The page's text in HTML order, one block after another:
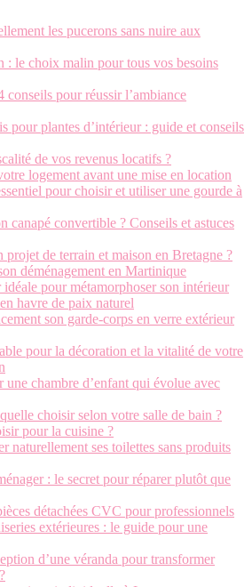
les pucerons sans nuire aux
: le choix malin pour tous vos besoins
conseils pour réussir l’ambiance
pour plantes d’intérieur : guide et conseils
de vos revenus locatifs ?
logement avant une mise en location
pour choisir et utiliser une gourde à
canapé convertible ? Conseils et astuces
projet de terrain et maison en Bretagne ?
déménagement en Martinique
pour métamorphoser son intérieur
havre de paix naturel
son garde-corps en verre extérieur
pour la décoration et la vitalité de votre
une chambre d’enfant qui évolue avec
choisir selon votre salle de bain ?
pour la cuisine ?
naturellement ses toilettes sans produits
: le secret pour réparer plutôt que
détachées CVC pour professionnels
extérieures : le guide pour une
d’une véranda pour transformer